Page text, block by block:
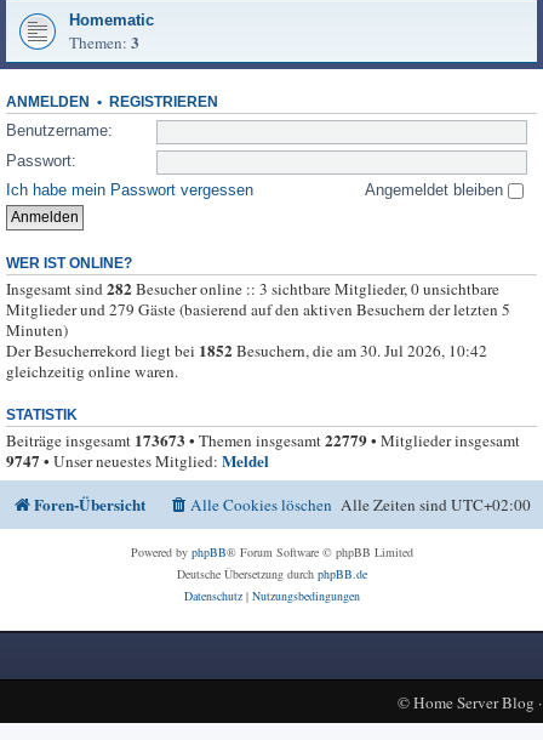
Homematic
Themen: 3
ANMELDEN • REGISTRIEREN
Benutzername:
Passwort:
Ich habe mein Passwort vergessen
Angemeldet bleiben
WER IST ONLINE?
Insgesamt sind282Besucher online :: 3 sichtbare Mitglieder, 0 unsichtbare
Mitglieder und 279 Gäste (basierend auf den aktiven Besuchern der letzten 5
Minuten)
Der Besucherrekord liegt bei 1852Besuchern, die am 30. Jul 2026, 10:42
gleichzeitig online waren.
STATISTIK
Beiträge insgesamt 173673 • Themen insgesamt22779• Mitglieder insgesamt
9747• Unser neuestes Mitglied: Meldel
Foren-Übersicht
Alle Zeiten sindUTC+02:00
Alle Cookies löschen
Powered by phpBB® Forum Software © phpBB Limited
Deutsche Übersetzung durch phpBB.de
Datenschutz| Nutzungsbedingungen
©Home Server Blog